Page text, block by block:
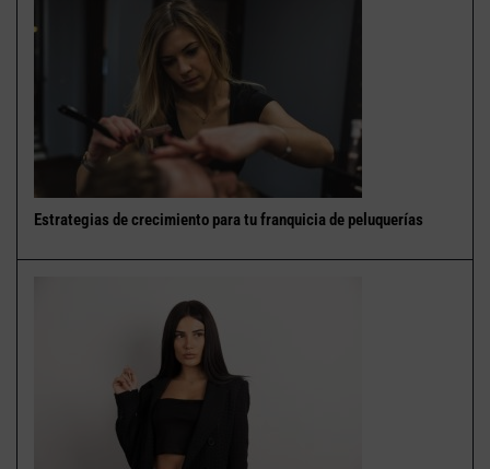
Estrategias de crecimiento para tu franquicia de peluquerías